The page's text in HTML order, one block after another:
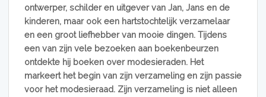
ontwerper, schilder en uitgever van Jan, Jans en de
kinderen, maar ook een hartstochtelijk verzamelaar
en een groot liefhebber van mooie dingen. Tijdens
een van zijn vele bezoeken aan boekenbeurzen
ontdekte hij boeken over modesieraden. Het
markeert het begin van zijn verzameling en zijn passie
voor het modesieraad. Zijn verzameling is niet alleen